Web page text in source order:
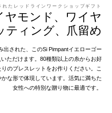
れたレッドラインワークショップギフト
ヤモンド、ワイヤ
ティング、爪留め
された、このSi Pimpantイエローゴー
ただけます。80種類以上の糸からお好
のブレスレットをお作りください。こ
な形で体現しています。活気に満ちた
女性への特別な贈り物に最適です。